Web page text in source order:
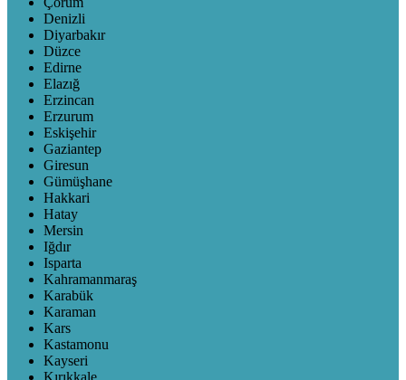
Denizli
Diyarbakır
Düzce
Edirne
Elazığ
Erzincan
Erzurum
Eskişehir
Gaziantep
Giresun
Gümüşhane
Hakkari
Hatay
Mersin
Iğdır
Isparta
Kahramanmaraş
Karabük
Karaman
Kars
Kastamonu
Kayseri
Kırıkkale